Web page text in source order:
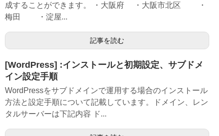
成することができます。 ・大阪府 ・大阪市北区 ・
梅田 ・淀屋...
記事を読む
[WordPress] :インストールと初期設定、サブドメ
イン設定手順
WordPressをサブドメインで運用する場合のインストール
方法と設定手順について記載しています。ドメイン、レン
タルサーバーは下記内容 ド...